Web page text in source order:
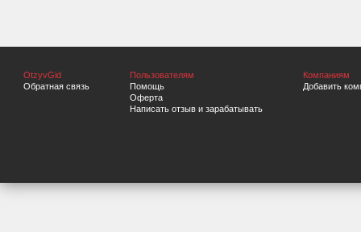
OtzyvGid
Обратная связь
Пользователям
Помощь
Оферта
Написать отзыв и зарабатывать
Компаниям
Добавить